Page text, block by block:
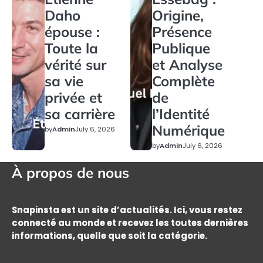
Daho
épouse :
Toute la
vérité sur
sa vie
privée et
sa carrière
byAdminJuly 6, 2026
Origine,
Présence
Publique
et Analyse
Complète
de
l’Identité
Numérique
byAdminJuly 6, 2026
À propos de nous
Snapinsta est un site d’actualités. Ici, vous restez
connecté au monde et recevez les toutes dernières
informations, quelle que soit la catégorie.